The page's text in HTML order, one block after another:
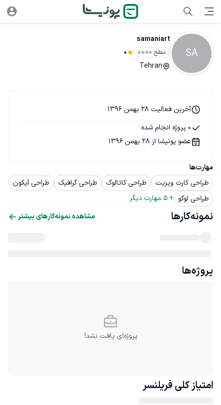
SA
samaniart
سطح ۰ 0
Tehran
مهارت‌ها
طراحی کارت ویزیت
طراحی کاتالوگ طراحی گرافیک
طراحی آیکون
طراحی لوگو +
5 مهارت دیگر
آخرین فعالیت 28 بهمن 1396
0 پروژه انجام شده
عضو پونیشا از 28 بهمن 1396
نمونه‌کارها مشاهده نمونه‌کارهای بیشتر
پروژه‌ها
پروژه‌ای یافت نشد!
امتیاز کلی فریلنسر